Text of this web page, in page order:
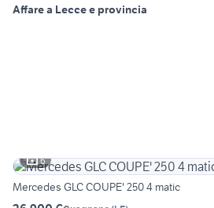
Affare a Lecce e provincia
6
Mercedes GLC COUPE' 250 4 matic